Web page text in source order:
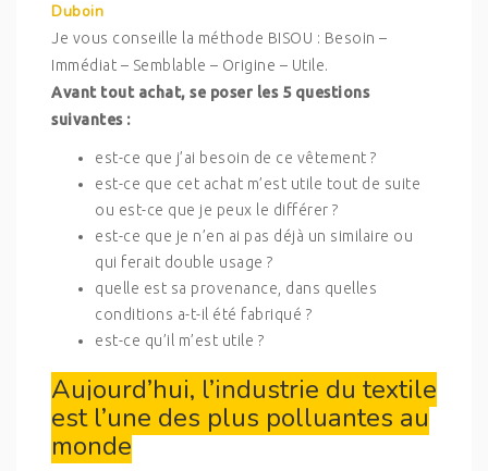
Duboin
Je vous conseille la méthode BISOU : Besoin –
Immédiat – Semblable – Origine – Utile.
Avant tout achat, se poser les 5 questions
suivantes :
est-ce que j’ai besoin de ce vêtement ?
est-ce que cet achat m’est utile tout de suite
ou est-ce que je peux le différer ?
est-ce que je n’en ai pas déjà un similaire ou
qui ferait double usage ?
quelle est sa provenance, dans quelles
conditions a-t-il été fabriqué ?
est-ce qu’il m’est utile ?
Aujourd’hui, l’industrie du textile
est l’une des plus polluantes au
monde